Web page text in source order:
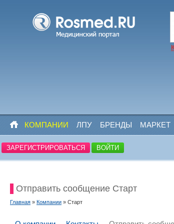
КОМПАНИИ ЛПУ БРЕНДЫ МАРКЕТ
ЗАРЕГИСТРИРОВАТЬСЯ ВОЙТИ
Отправить сообщение Старт
Главная » Компании » Старт